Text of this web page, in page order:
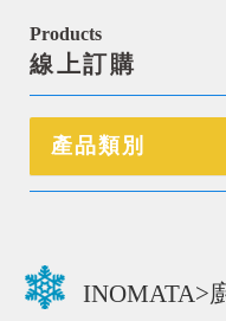
Products
線上訂購
產品類別
INOMATA>